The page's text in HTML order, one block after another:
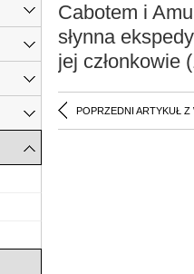
Cabotem i
słynna
jej członkowie
POPRZEDNI ARTYKUŁ Z